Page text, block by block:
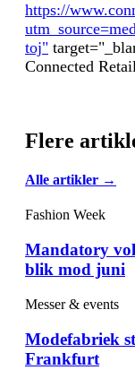
https://
toj"
Connected
Flere
Alle artikler →
Fashion Week
Mandatory
blik mod juni
Messer & events
Modefabriek
Frankfurt